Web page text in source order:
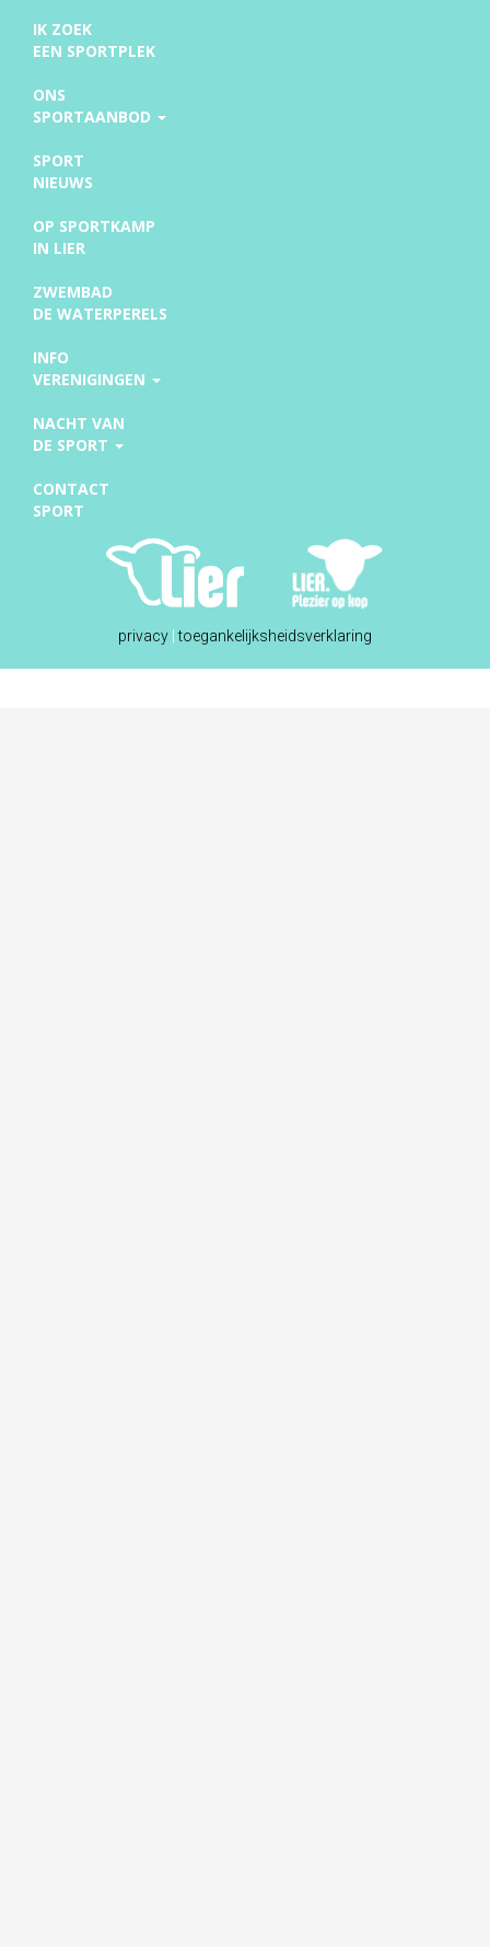
IK ZOEK
EEN SPORTPLEK
ONS
SPORTAANBOD
SPORT
NIEUWS
OP SPORTKAMP
IN LIER
ZWEMBAD
DE WATERPERELS
INFO
VERENIGINGEN
NACHT VAN
DE SPORT
CONTACT
SPORT
privacy |toegankelijksheidsverklaring